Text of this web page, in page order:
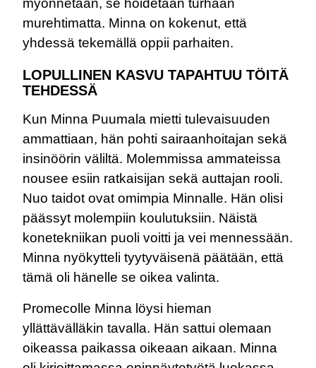
myönnetään, se hoidetaan turhaan
murehtimatta. Minna on kokenut, että
yhdessä tekemällä oppii parhaiten.
LOPULLINEN KASVU TAPAHTUU TÖITÄ
TEHDESSÄ
Kun Minna Puumala mietti tulevaisuuden
ammattiaan, hän pohti sairaanhoitajan sekä
insinöörin väliltä. Molemmissa ammateissa
nousee esiin ratkaisijan sekä auttajan rooli.
Nuo taidot ovat omimpia Minnalle. Hän olisi
päässyt molempiin koulutuksiin. Näistä
konetekniikan puoli voitti ja vei mennessään.
Minna nyökytteli tyytyväisenä päätään, että
tämä oli hänelle se oikea valinta.
Promecolle Minna löysi hieman
yllättävälläkin tavalla. Hän sattui olemaan
oikeassa paikassa oikeaan aikaan. Minna